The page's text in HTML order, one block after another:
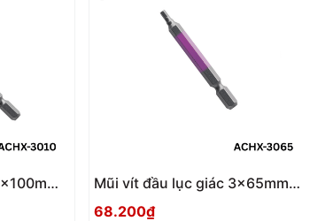
Mũi vít đầu lục giác 3x65mm
ACHX-3065 Anex
68.200₫